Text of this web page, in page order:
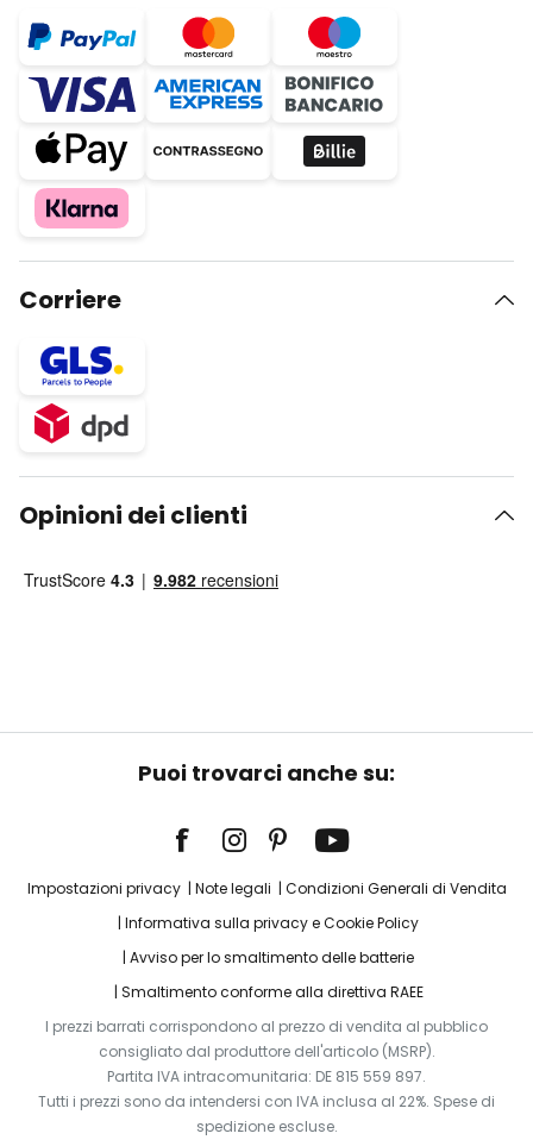
Corriere
Opinioni dei clienti
Puoi trovarci anche su:
Impostazioni privacy Note legali
Condizioni Generali di Vendita
Informativa sulla privacy e Cookie Policy
Avviso per lo smaltimento delle batterie
Smaltimento conforme alla direttiva RAEE
I prezzi barrati corrispondono al prezzo di vendita al pubblico
consigliato dal produttore dell'articolo (MSRP).
Partita IVA intracomunitaria: DE 815 559 897.
Tutti i prezzi sono da intendersi con IVA inclusa al 22%. Spese di
spedizione escluse.